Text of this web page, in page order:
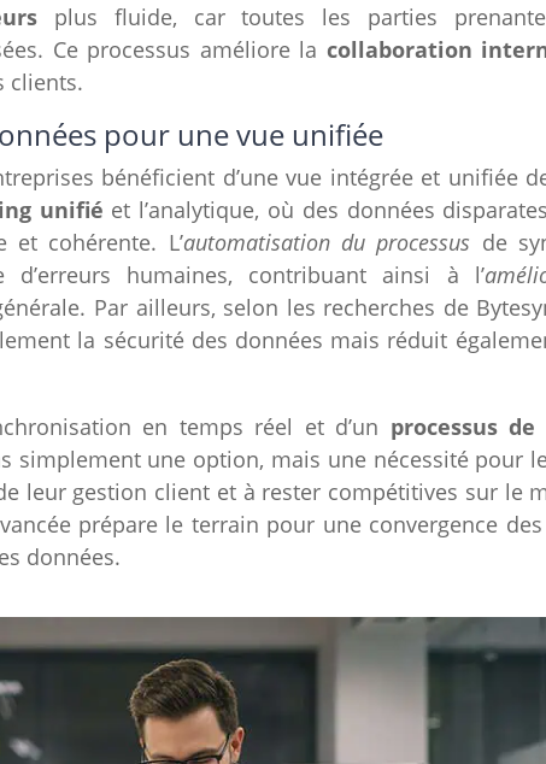
plus fluide, car toutes les parties
Ce processus améliore la collaboration
clients.
pour une vue unifiée
bénéficient d’une vue intégrée et unifiée
unifié et l’analytique, où des données
cohérente. L’automatisation du processus de
humaines, contribuant ainsi à l’
Par ailleurs, selon les recherches de
la sécurité des données mais réduit
en temps réel et d’un processus
simplement une option, mais une nécessité pour
leur gestion client et à rester compétitives sur le
prépare le terrain pour une convergence
données.